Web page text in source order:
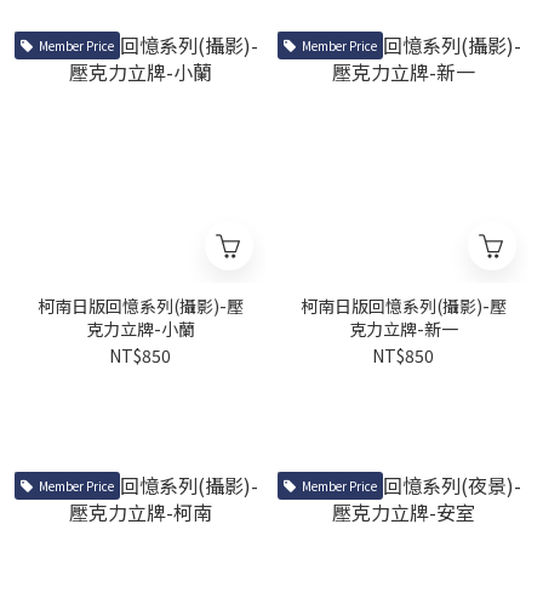
Member Price
柯南日版回憶系列(攝影)-壓
克力立牌-小蘭
NT$850
Member Price
柯南日版回憶系列(攝影)-壓
克力立牌-新一
NT$850
Member Price Member Price